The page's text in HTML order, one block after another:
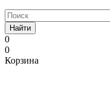
Найти
0
0
Корзина